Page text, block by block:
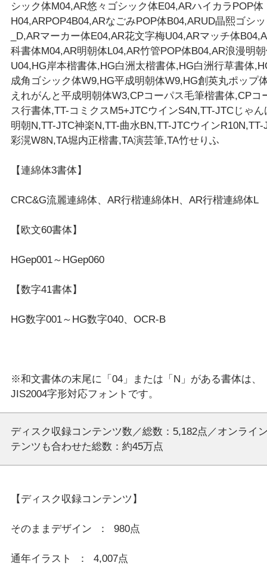
シック体M04,AR悠々ゴシック体E04,ARハイカラPOP体
H04,ARPOP4B04,ARなごみPOP体B04,ARUD晶熙ゴシ
_D,ARマーカー体E04,AR花文字梅U04,ARマッチ体
科書体M04,AR明朝体L04,AR竹管POP体B04,AR浪漫明
U04,HG岸本楷書体,HG白洲太楷書体,HG白洲行草書体
成角ゴシック体W9,HG平成明朝体W9,HG創英丸ポップ
えれがんと平成明朝体W3,CPコーパス毛筆楷書体,CPコ
ス行書体,TT-コミクスM5+JTCウインS4N,TT-JTCじゃん
明朝N,TT-JTC神楽N,TT-曲水BN,TT-JTCウインR10N,TT-
彩滉W8N,TA堀内正楷書,TA演芸筆,TA竹せりふ
【連綿体3書体】
CRC&G流麗連綿体、AR行楷連綿体H、AR行楷連綿体L
【欧文60書体】
HGep001～HGep060
【数字41書体】
HG数字001～HG数字040、OCR-B
※和文書体の末尾に「04」または「N」がある書体は、
ディスク収録コンテンツ数／総数：5,182点／オンライ
テンツも合わせた総数：約45万点
【ディスク収録コンテンツ】
そのままデザイン  ：  980点
通年イラスト  ：  4,007点